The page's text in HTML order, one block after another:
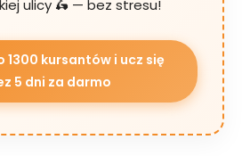
ulicy 🛵 — bez stresu!
1300 kursantów i ucz się
5 dni za darmo